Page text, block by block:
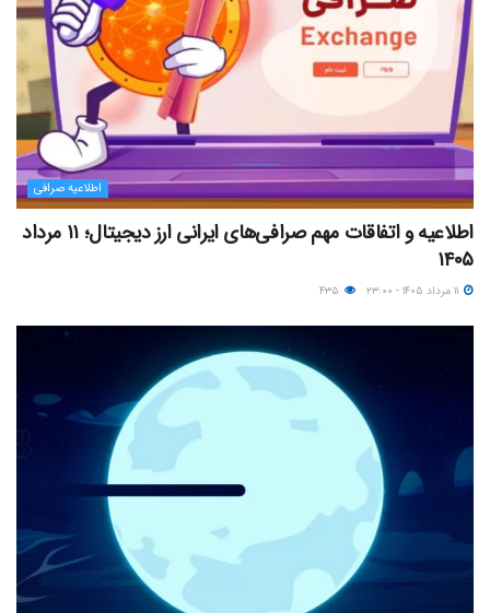
اطلاعیه صرافی
اطلاعیه و اتفاقات مهم صرافی‌های ایرانی ارز دیجیتال؛ ۱۱ مرداد
۱۴۰۵